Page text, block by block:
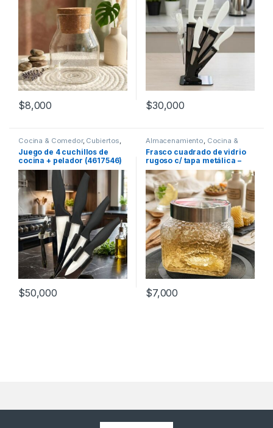
$8,000 $30,000
Cocina & Comedor, Cubiertos,
Cuchillos
Juego de 4 cuchillos de
cocina + pelador (4617546)
$50,000
Almacenamiento, Cocina &
Comedor Frascos y Jarras
Recipientes para bebidas y
líquidos
Frasco cuadrado de vidrio
rugoso c/ tapa metálica –
1.1L [A1131]
$7,000